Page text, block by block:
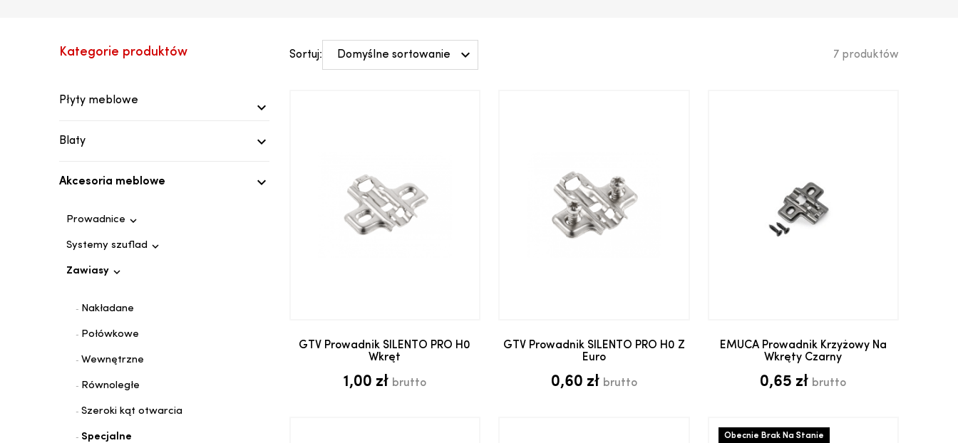
Kategorie produktów
Płyty meblowe 
Blaty 
Akcesoria meblowe 
Prowadnice 
Systemy szuflad 
Zawiasy 
Nakładane
Połówkowe
Wewnętrzne
Równoległe
Szeroki kąt otwarcia
Specjalne
Sortuj: Domyślne sortowanie  7 produktów
GTV Prowadnik SILENTO PRO H0
Wkręt
1,00 zł brutto
GTV Prowadnik SILENTO PRO H0 Z
Euro
0,60 zł brutto
EMUCA Prowadnik Krzyżowy Na
Wkręty Czarny
0,65 zł brutto
Obecnie Brak Na Stanie